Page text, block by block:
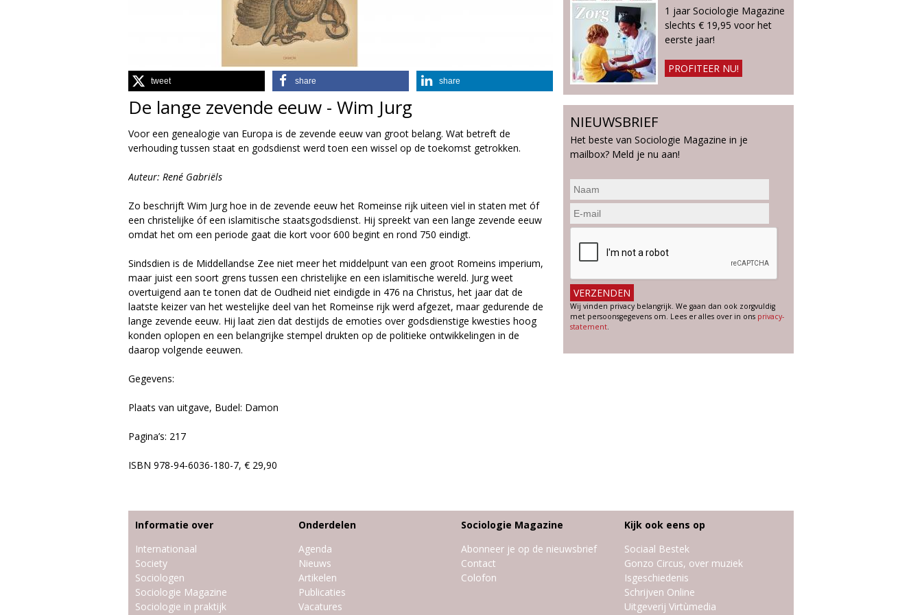
e
M
a
g
a
z
i
n
e
tweet share share
De lange zevende eeuw - Wim Jurg
Voor een genealogie van Europa is de zevende eeuw van groot belang. Wat betreft de
verhouding tussen staat en godsdienst werd toen een wissel op de toekomst getrokken.
Auteur: René Gabriëls
Zo beschrijft Wim Jurg hoe in de zevende eeuw het Romeinse rijk uiteen viel in staten met óf
een christelijke óf een islamitische staatsgodsdienst. Hij spreekt van een lange zevende eeuw
omdat het om een periode gaat die kort voor 600 begint en rond 750 eindigt.
Sindsdien is de Middellandse Zee niet meer het middelpunt van een groot Romeins imperium,
maar juist een soort grens tussen een christelijke en een islamitische wereld. Jurg weet
overtuigend aan te tonen dat de Oudheid niet eindigde in 476 na Christus, het jaar dat de
laatste keizer van het westelijke deel van het Romeinse rijk werd afgezet, maar gedurende de
lange zevende eeuw. Hij laat zien dat destijds de emoties over godsdienstige kwesties hoog
konden oplopen en een belangrijke stempel drukten op de politieke ontwikkelingen in de
daarop volgende eeuwen.
Gegevens:
Plaats van uitgave, Budel: Damon
Pagina’s: 217
ISBN 978-94-6036-180-7, € 29,90
1 jaar Sociologie Magazine
slechts € 19,95 voor het
eerste jaar!
PROFITEER NU!
NIEUWSBRIEF
Het beste van Sociologie Magazine in je
mailbox? Meld je nu aan!
Wij vinden privacy belangrijk. We gaan dan ook zorgvuldig
met persoonsgegevens om. Lees er alles over in ons privacy-
statement.
Informatie over
Internationaal
Society
Sociologen
Sociologie Magazine
Sociologie in praktijk
Onderdelen
Agenda
Nieuws
Artikelen
Publicaties
Vacatures
Sociologie Magazine
Abonneer je op de nieuwsbrief
Contact
Colofon
Kijk ook eens op
Sociaal Bestek
Gonzo Circus, over muziek
Isgeschiedenis
Schrijven Online
Uitgeverij Virtùmedia